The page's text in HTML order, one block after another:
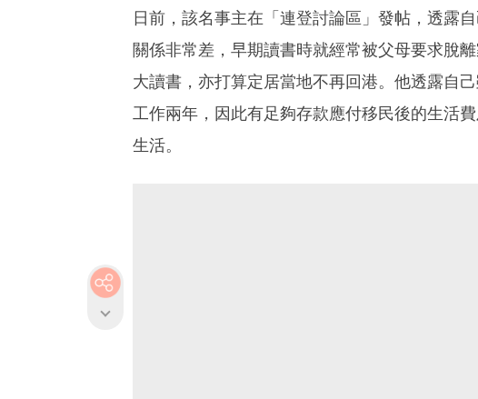
日前，該名事主在「連登討論區」發帖，透露
關係非常差，早期讀書時就經常被父母要求脫
大讀書，亦打算定居當地不再回港。他透露自
工作兩年，因此有足夠存款應付移民後的生活
生活。